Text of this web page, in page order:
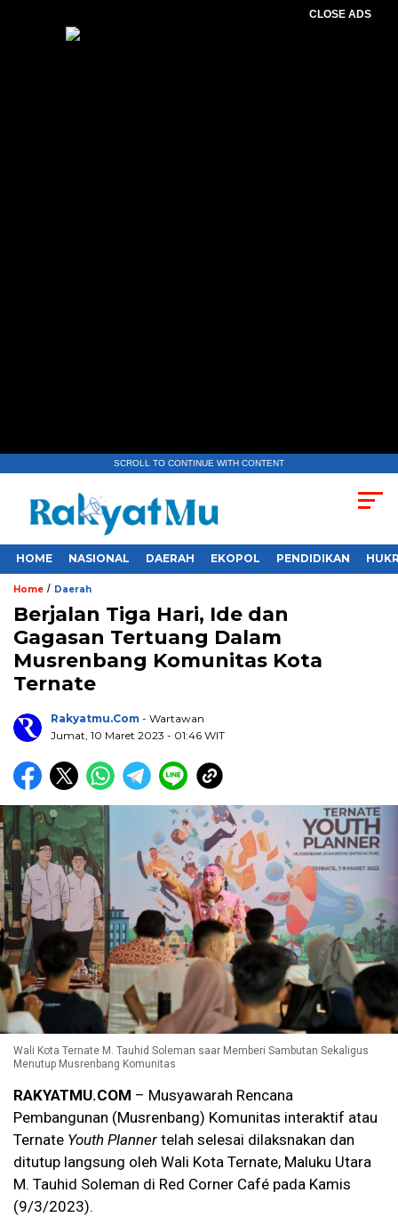
CLOSE ADS
SCROLL TO CONTINUE WITH CONTENT
HOME NASIONAL DAERAH EKOPOL PENDIDIKAN
Home / Daerah
Berjalan Tiga Hari, Ide dan
Gagasan Tertuang Dalam
Musrenbang Komunitas Kota
Ternate
Rakyatmu.com - Wartawan
Jumat, 10 Maret 2023 - 01:46 WIT
Wali Kota Ternate M. Tauhid Soleman saar Memberi Sambutan Sekaligus
Menutup Musrenbang Komunitas
RAKYATMU.COM – Musyawarah Rencana
Pembangunan (Musrenbang) Komunitas interaktif atau
Ternate Youth Planner telah selesai dilaksnakan dan
ditutup langsung oleh Wali Kota Ternate, Maluku Utara
M. Tauhid Soleman di Red Corner Café pada Kamis
(9/3/2023).